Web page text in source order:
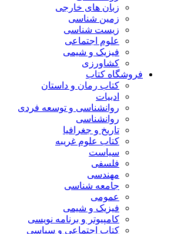
زبان های خارجی
زمین شناسی
زیست شناسی
علوم اجتماعی
فیزیک و شیمی
کشاورزی
فروشگاه کتاب
کتاب رمان و داستان
ادبیات
روانشناسی و توسعه فردی
روانشناسی
تاریخ و جغرافیا
کتاب علوم غریبه
سیاست
فلسفی
مهندسی
جامعه شناسی
عمومی
فیزیک و شیمی
کامپیوتر و برنامه نویسی
کتاب اجتماعی و سیاسی